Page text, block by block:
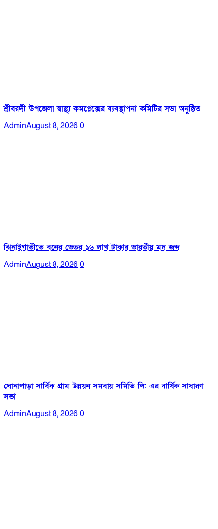
শ্রীবরদী উপজেলা স্বাস্থ্য কমপ্লেক্সের ব্যবস্থাপনা কমিটির সভা অনুষ্ঠিত
AdminAugust 8, 20260
ঝিনাইগাতীতে বনের ভেতর ১৬ লাখ টাকার ভারতীয় মদ জব্দ
AdminAugust 8, 20260
ঘোনাপাড়া সার্বিক গ্রাম উন্নয়ন সমবায় সমিতি লি: এর বার্ষিক সাধারণ
সভা
AdminAugust 8, 20260